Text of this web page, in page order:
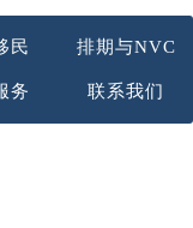
民 排期与NVC
务 联系我们